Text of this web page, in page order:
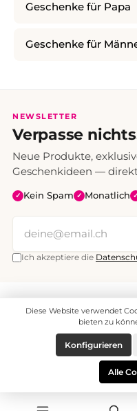
Geschenke für Papa
Geschenke für
NEWSLETTER
Verpasse
Neue Produkte,
Geschenkideen —
✓ Kein Spam ✓ Monatlich ✓
Ich akzeptiere die
© 2008 - 2026
Diese Website verwendet
bieten zu
Konfigurieren
Alle